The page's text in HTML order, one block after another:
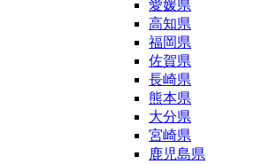
愛媛県
高知県
福岡県
佐賀県
長崎県
熊本県
大分県
宮崎県
鹿児島県